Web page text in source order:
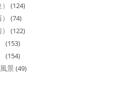
(124)
(74)
(122)
(153)
(154)
景 (49)